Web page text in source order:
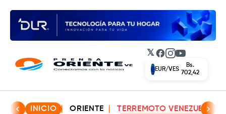
𝕏 Facebook
Instagram
YouTube
EUR/VES
Bs.
702,42
INICIO ORIENTE TERREMOTO VENEZUELA